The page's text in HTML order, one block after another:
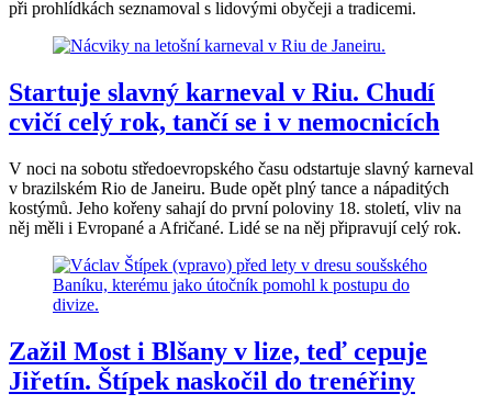
při prohlídkách seznamoval s lidovými obyčeji a tradicemi.
Startuje slavný karneval v Riu. Chudí
cvičí celý rok, tančí se i v nemocnicích
V noci na sobotu středoevropského času odstartuje slavný karneval
v brazilském Rio de Janeiru. Bude opět plný tance a nápaditých
kostýmů. Jeho kořeny sahají do první poloviny 18. století, vliv na
něj měli i Evropané a Afričané. Lidé se na něj připravují celý rok.
Zažil Most i Blšany v lize, teď cepuje
Jiřetín. Štípek naskočil do trenéřiny